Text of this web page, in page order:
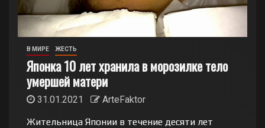
В МИРЕ ЖЕСТЬ
Японка 10 лет хранила в морозилке тело
умершей матери
31.01.2021
ArteFaktor
Жительница Японии в течение десяти лет